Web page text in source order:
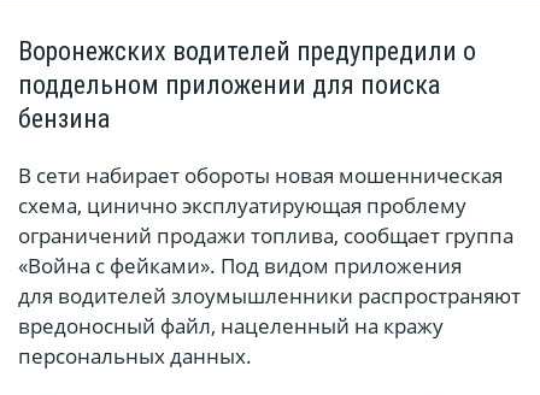
Воронежских водителей предупредили о
поддельном приложении для поиска
бензина
В сети набирает обороты новая мошенническая
схема, цинично эксплуатирующая проблему
ограничений продажи топлива, сообщает группа
«Война с фейками». Под видом приложения
для водителей злоумышленники распространяют
вредоносный файл, нацеленный на кражу
персональных данных.